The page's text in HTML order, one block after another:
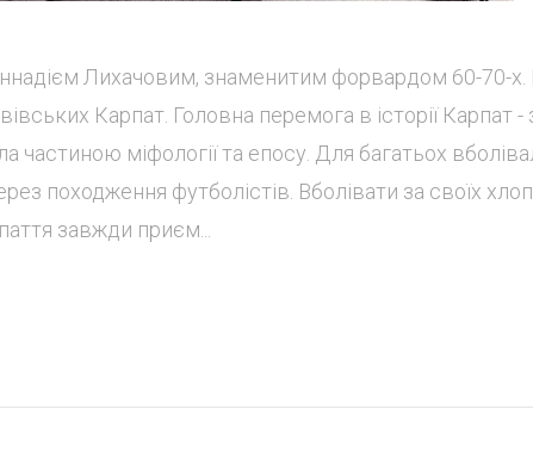
Лихачовим, знаменитим форвардом 60-70-
Карпат. Головна перемога в історії Карпат -
міфології та епосу. Для багатьох
походження футболістів. Вболівати за своїх
завжди приєм...